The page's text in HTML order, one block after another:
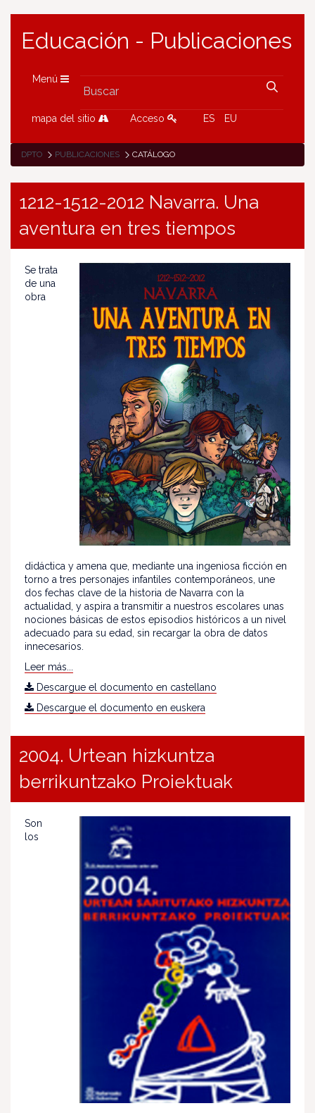
Educación - Publicaciones
Menú
mapa del sitio Acceso ES EU
DPTO PUBLICACIONES CATÁLOGO
1212-1512-2012 Navarra. Una
aventura en tres tiempos
Se trata
de una
obra
didáctica y amena que, mediante una ingeniosa ficción en
torno a tres personajes infantiles contemporáneos, une
dos fechas clave de la historia de Navarra con la
actualidad, y aspira a transmitir a nuestros escolares unas
nociones básicas de estos episodios históricos a un nivel
adecuado para su edad, sin recargar la obra de datos
innecesarios.
Leer más...
Descargue el documento en castellano
Descargue el documento en euskera
2004. Urtean hizkuntza
berrikuntzako Proiektuak
Son
los